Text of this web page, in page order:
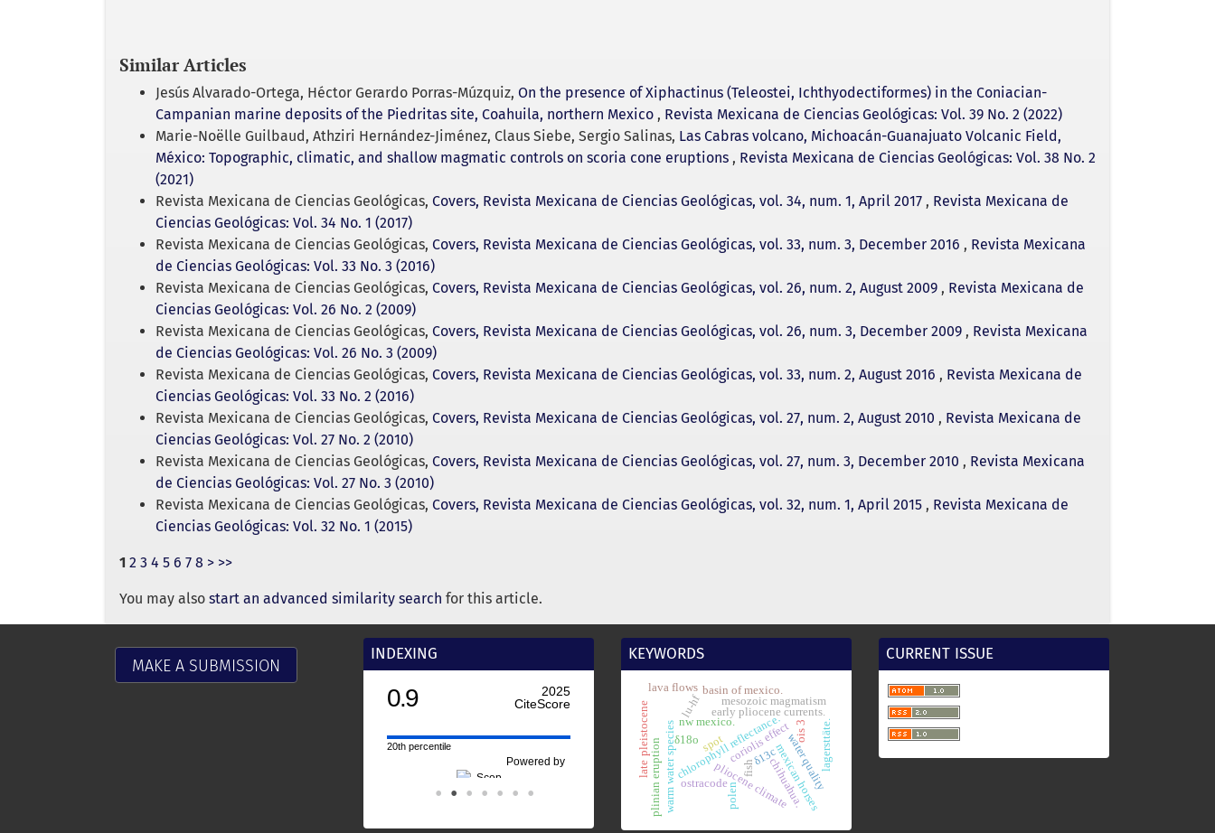
Similar Articles
Jesús Alvarado-Ortega, Héctor Gerardo Porras-Múzquiz, On the presence of Xiphactinus (Teleostei, Ichthyodectiformes) in the Coniacian-
Campanian marine deposits of the Piedritas site, Coahuila, northern Mexico , Revista Mexicana de Ciencias Geológicas: Vol. 39 No. 2 (2022)
Marie-Noëlle Guilbaud, Athziri Hernández-Jiménez, Claus Siebe, Sergio Salinas, Las Cabras volcano, Michoacán-Guanajuato Volcanic Field,
México: Topographic, climatic, and shallow magmatic controls on scoria cone eruptions , Revista Mexicana de Ciencias Geológicas: Vol. 38 No. 2
(2021)
Revista Mexicana de Ciencias Geológicas, Covers, Revista Mexicana de Ciencias Geológicas, vol. 34, num. 1, April 2017 , Revista Mexicana de
Ciencias Geológicas: Vol. 34 No. 1 (2017)
Revista Mexicana de Ciencias Geológicas, Covers, Revista Mexicana de Ciencias Geológicas, vol. 33, num. 3, December 2016 , Revista Mexicana
de Ciencias Geológicas: Vol. 33 No. 3 (2016)
Revista Mexicana de Ciencias Geológicas, Covers, Revista Mexicana de Ciencias Geológicas, vol. 26, num. 2, August 2009 , Revista Mexicana de
Ciencias Geológicas: Vol. 26 No. 2 (2009)
Revista Mexicana de Ciencias Geológicas, Covers, Revista Mexicana de Ciencias Geológicas, vol. 26, num. 3, December 2009 , Revista Mexicana
de Ciencias Geológicas: Vol. 26 No. 3 (2009)
Revista Mexicana de Ciencias Geológicas, Covers, Revista Mexicana de Ciencias Geológicas, vol. 33, num. 2, August 2016 , Revista Mexicana de
Ciencias Geológicas: Vol. 33 No. 2 (2016)
Revista Mexicana de Ciencias Geológicas, Covers, Revista Mexicana de Ciencias Geológicas, vol. 27, num. 2, August 2010 , Revista Mexicana de
Ciencias Geológicas: Vol. 27 No. 2 (2010)
Revista Mexicana de Ciencias Geológicas, Covers, Revista Mexicana de Ciencias Geológicas, vol. 27, num. 3, December 2010 , Revista Mexicana
de Ciencias Geológicas: Vol. 27 No. 3 (2010)
Revista Mexicana de Ciencias Geológicas, Covers, Revista Mexicana de Ciencias Geológicas, vol. 32, num. 1, April 2015 , Revista Mexicana de
Ciencias Geológicas: Vol. 32 No. 1 (2015)
1 2 3 4 5 6 7 8 > >>
You may also start an advanced similarity search for this article.
MAKE A SUBMISSION
INDEXING
0.9
2025
CiteScore
20th percentile
Powered by
KEYWORDS
chlorophyll reflectance.
warm water species pliocene climate
coriolis effect
early pliocene currents.
water quality
spot
mesozoic magmatism
basin of mexico.
nw mexico.
mexican horses
δ13c
δ18o
plinian eruption
late pleistocene lagersttäte.
lu-hf
ois 3
ostracode chihuahua.
lava flows
fish
polen
CURRENT ISSUE